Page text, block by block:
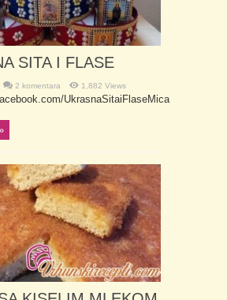
SITA I FLASE
2 komentara 1,882 Views
UkrasnaSitaiFlaseMica